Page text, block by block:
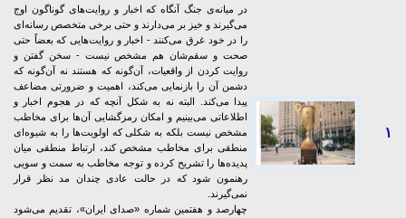
۱
در میانه‌ی جنگ آنگاه که اخبار و روایت‌های گوناگون اوج
می‌گیرند و خیز بر می‌دارند و حتی برخی متخصص رسانه‌ای
را در خود غرق می‌کنند - اخبار و روایت‌هایی که بعضاً حتی
صحت و سقم‌شان هم مشخص نیست - سخن گفتن و
روایت کردن از واقعیات، آن‌گونه که هستند نه آن‌گونه که
دشمن آن را بازنمایی می‌کند، اهمیت و ضرورتی مضاعف
پیدا می‌کند. البته نه به شکل آنچه که در هجوم اخبار و
اطلاعاتی می‌بینیم و امکان رمزگشایی‌ آن‌ها برای مخاطب
مشخص نیست بلکه به شکلی که اولویت‌ها را به شیوه‌ای
منطقی برای مخاطب مشخص کند، ارتباط منطقی میان
پدیده‌ها را تشریح کرده و توجه مخاطب به سمت و سویی
رهنمون شود که در حالت عادی چندان مد نظر قرار
نمی‌گیرند.
چهارصد و هفتمین شماره «صدای ایران»، تقدیم می‌شود